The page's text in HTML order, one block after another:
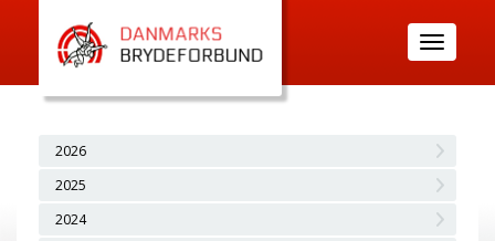
Toggle
navigation
2026
2025
2024